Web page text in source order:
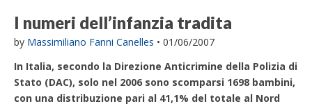
SocialNews
I numeri dell’infanzia tradita
by Massimiliano Fanni Canelles • 01/06/2007
In Italia, secondo la Direzione Anticrimine della Polizia di
Stato (DAC), solo nel 2006 sono scomparsi 1698 bambini,
con una distribuzione pari al 41,1% del totale al Nord